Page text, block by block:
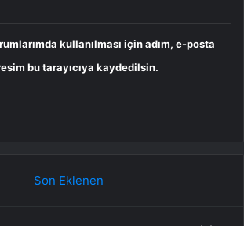
kullanılması için adım, e-posta
bu tarayıcıya kaydedilsin.
Son Eklenen